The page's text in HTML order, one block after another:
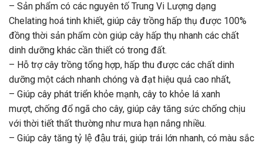
– Sản phẩm có các nguyên tố Trung Vi Lượng dạng
Chelating hoá tinh khiết, giúp cây trồng hấp thụ được 100%
đồng thời sản phẩm còn giúp cây hấp thụ nhanh các chất
dinh dưỡng khác cần thiết có trong đất.
– Hỗ trợ cây trồng tổng hợp, hấp thu được các chất dinh
dưỡng một cách nhanh chóng và đạt hiệu quả cao nhất,
– Giúp cây phát triển khỏe mạnh, cây to khỏe lá xanh
mượt, chống đổ ngã cho cây, giúp cây tăng sức chống chịu
với thời tiết thất thường như mưa hạn nắng nhiều.
– Giúp cây tăng tỷ lệ đậu trái, giúp trái lớn nhanh, có màu sắc